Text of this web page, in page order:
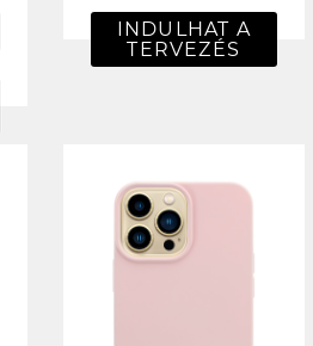
INDULHAT A
TERVEZÉS